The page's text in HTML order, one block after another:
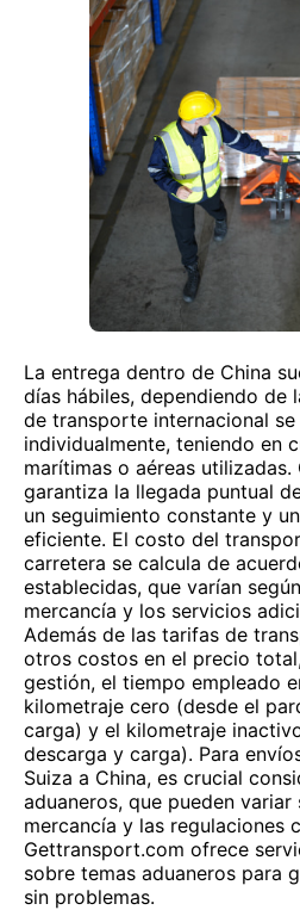
La entrega dentro de China
días hábiles, dependiendo de
de transporte internacional se
individualmente, teniendo en
marítimas o aéreas
garantiza la llegada puntual
un seguimiento constante y
eficiente. El costo del
carretera se calcula de
establecidas, que varían
mercancía y los servicios
Además de las tarifas de
otros costos en el precio
gestión, el tiempo empleado
kilometraje cero (desde el
carga) y el kilometraje
descarga y carga). Para
Suiza a China, es crucial
aduaneros, que pueden
mercancía y las regulaciones
Gettransport.com ofrece
sobre temas aduaneros para
sin problemas.